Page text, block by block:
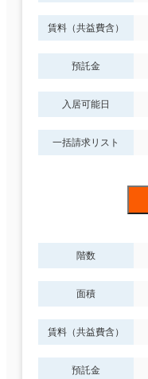
賃料（共益費含）
預託金
入居可能日
一括請求リスト
階数
面積
賃料（共益費含）
預託金
現在の条件
面積選択